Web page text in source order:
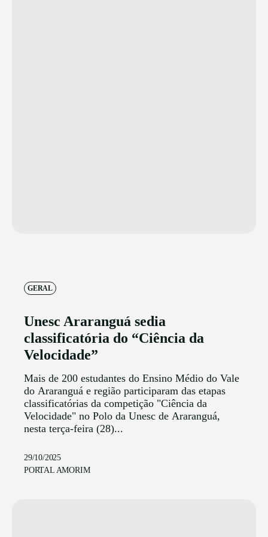
GERAL
Unesc Araranguá sedia
classificatória do “Ciência da
Velocidade”
Mais de 200 estudantes do Ensino Médio do Vale
do Araranguá e região participaram das etapas
classificatórias da competição "Ciência da
Velocidade" no Polo da Unesc de Araranguá,
nesta terça-feira (28)...
29/10/2025
PORTAL AMORIM